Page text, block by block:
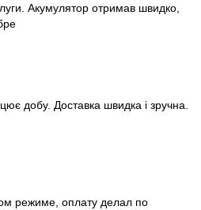
Акумулятор отримав швидко,
добу. Доставка швидка і зручна.
режиме, оплату делал по